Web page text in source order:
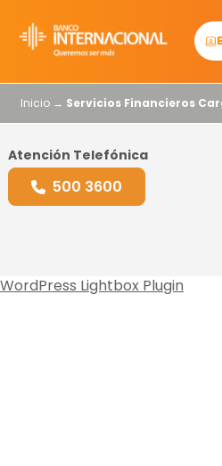
content
Inicio → Servicios Financieros
Atención Telefónica
500 3600
WordPress Lightbox Plugin